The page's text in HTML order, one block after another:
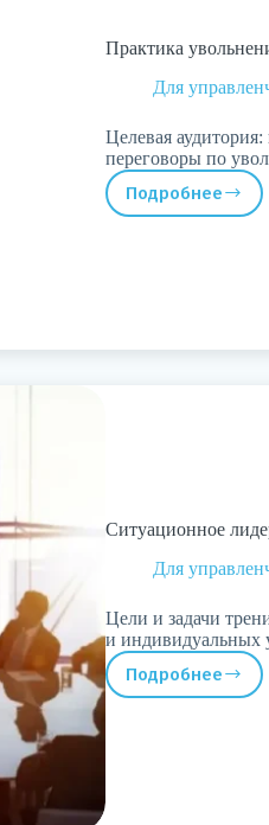
Практика
Для
Целевая
переговоры по
ПодробнееПрактика
Ситуационное
Для
Цели и задачи
и индивидуальных
Подробнее
лидерство